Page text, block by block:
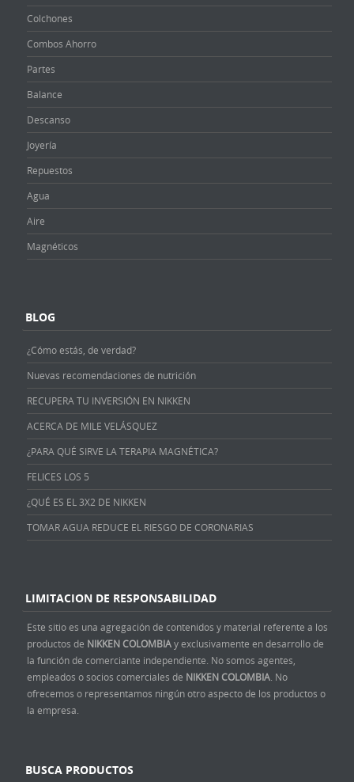
Colchones
Combos Ahorro
Partes
Balance
Descanso
Joyería
Repuestos
Agua
Aire
Magnéticos
BLOG
¿Cómo estás, de verdad?
Nuevas recomendaciones de nutrición
RECUPERA TU INVERSIÓN EN NIKKEN
ACERCA DE MILE VELÁSQUEZ
¿PARA QUÉ SIRVE LA TERAPIA MAGNÉTICA?
FELICES LOS 5
¿QUÉ ES EL 3X2 DE NIKKEN
TOMAR AGUA REDUCE EL RIESGO DE CORONARIAS
LIMITACION DE RESPONSABILIDAD
Este sitio es una agregación de contenidos y material referente a los
productos de NIKKEN COLOMBIAy exclusivamente en desarrollo de
la función de comerciante independiente. No somos agentes,
empleados o socios comerciales de NIKKEN COLOMBIA . No
ofrecemos o representamos ningún otro aspecto de los productos o
la empresa.
BUSCA PRODUCTOS